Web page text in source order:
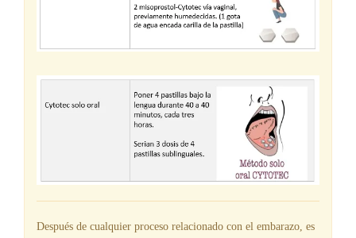
Después de cualquier proceso relacionado con el embarazo, es